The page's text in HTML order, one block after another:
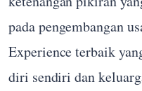
pada pengembangan
Experience terbaik
diri sendiri dan